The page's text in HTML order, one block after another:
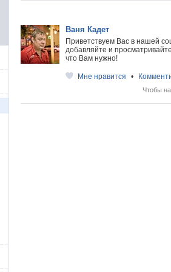
Ваня Кадет
Приветствуем Вас в нашей
добавляйте и
что Вам нужно!
Мне нравится •
Чтобы